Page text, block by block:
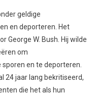
geldige
en deporteren. Het
George W. Bush. Hij wilde
om
en te deporteren.
24 jaar lang bekritiseerd,
die het als hun